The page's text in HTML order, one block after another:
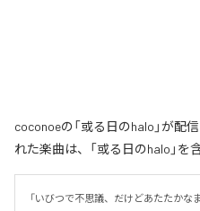
coconoeの「或る日のhalo」が配
れた楽曲は、「或る日のhalo」を
「いびつで不思議、だけどあたたかな